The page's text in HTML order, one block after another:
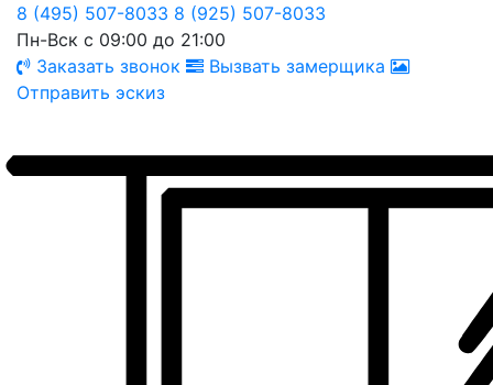
8 (495) 507-8033 8 (925) 507-8033
Пн-Вск с 09:00 до 21:00
Заказать звонок
Вызвать замерщика
Отправить эскиз